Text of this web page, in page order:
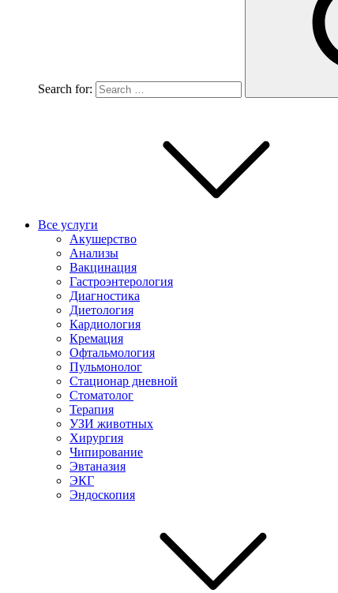
Search for:
Все услуги
Акушерство
Анализы
Вакцинация
Гастроэнтерология
Диагностика
Диетология
Кардиология
Кремация
Офтальмология
Пульмонолог
Стационар дневной
Стоматолог
Терапия
УЗИ животных
Хирургия
Чипирование
Эвтаназия
ЭКГ
Эндоскопия